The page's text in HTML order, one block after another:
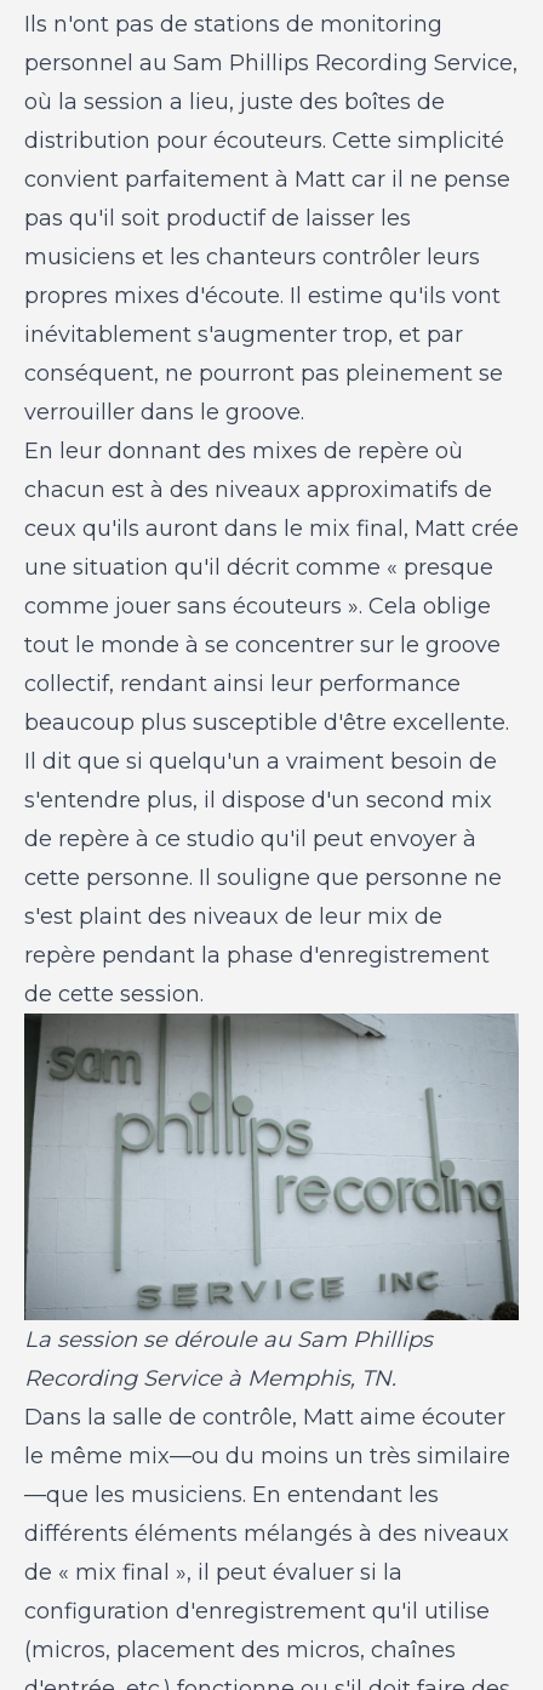
Ils n'ont pas de stations de monitoring
personnel au Sam Phillips Recording Service,
où la session a lieu, juste des boîtes de
distribution pour écouteurs. Cette simplicité
convient parfaitement à Matt car il ne pense
pas qu'il soit productif de laisser les
musiciens et les chanteurs contrôler leurs
propres mixes d'écoute. Il estime qu'ils vont
inévitablement s'augmenter trop, et par
conséquent, ne pourront pas pleinement se
verrouiller dans le groove.
En leur donnant des mixes de repère où
chacun est à des niveaux approximatifs de
ceux qu'ils auront dans le mix final, Matt crée
une situation qu'il décrit comme « presque
comme jouer sans écouteurs ». Cela oblige
tout le monde à se concentrer sur le groove
collectif, rendant ainsi leur performance
beaucoup plus susceptible d'être excellente.
Il dit que si quelqu'un a vraiment besoin de
s'entendre plus, il dispose d'un second mix
de repère à ce studio qu'il peut envoyer à
cette personne. Il souligne que personne ne
s'est plaint des niveaux de leur mix de
repère pendant la phase d'enregistrement
de cette session.
La session se déroule au Sam Phillips
Recording Service à Memphis, TN.
Dans la salle de contrôle, Matt aime écouter
le même mix—ou du moins un très similaire
—que les musiciens. En entendant les
différents éléments mélangés à des niveaux
de « mix final », il peut évaluer si la
configuration d'enregistrement qu'il utilise
(micros, placement des micros, chaînes